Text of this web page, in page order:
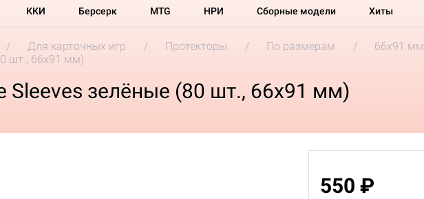
ККИ Берсерк MTG НРИ Сборные модели Хиты
Для карточных игр Протекторы По размерам
66x91 мм
шт., 66x91 мм)
Sleeves зелёные (80 шт., 66x91 мм)
550 ₽